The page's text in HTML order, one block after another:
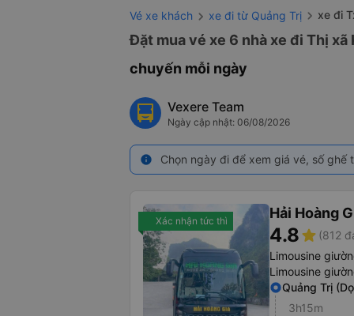
Vé xe khách xe đi từ Quảng Trị xe đi
Đặt mua vé xe 6 nhà xe đi Thị
chuyến mỗi ngày
Vexere Team
Ngày cập nhật: 06/08/2026
info Chọn ngày đi để xem giá vé, số
Xác nhận tức thì Hải Hoàng
4.8star (812
Limousine
Limousine
Quảng Trị
3h15m